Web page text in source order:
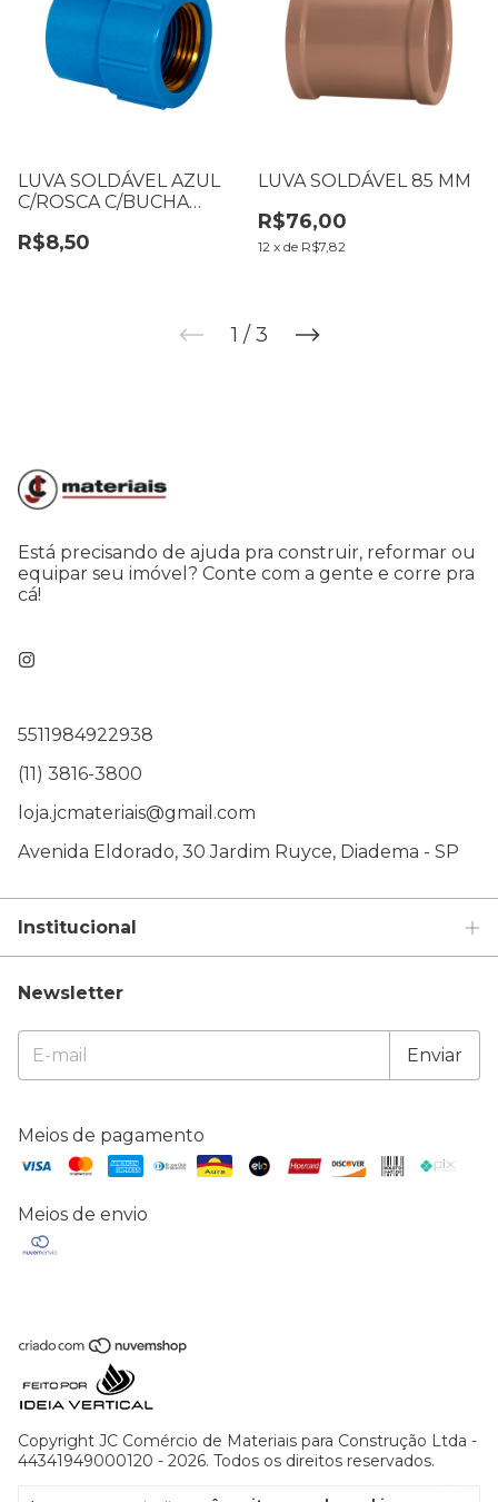
LUVA SOLDÁVEL AZUL
C/ROSCA C/BUCHA
R$8,50
LUVA SOLDÁVEL 85 MM
R$76,00
12 x de R$7,82
1 / 3
Está precisando de ajuda pra construir, reformar ou
equipar seu imóvel? Conte com a gente e corre pra
cá!
5511984922938
(11) 3816-3800
loja.jcmateriais@gmail.com
Avenida Eldorado, 30 Jardim Ruyce, Diadema - SP
Institucional
Newsletter
Meios de pagamento
Meios de envio
Copyright JC Comércio de Materiais para Construção Ltda -
44341949000120 - 2026. Todos os direitos reservados.